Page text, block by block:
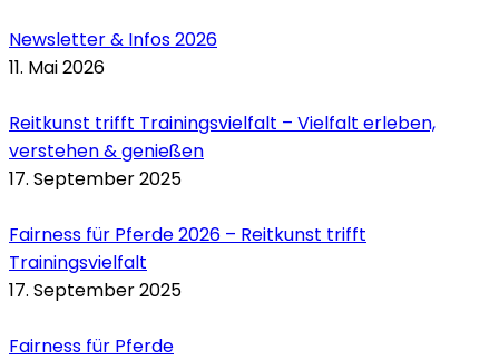
Newsletter & Infos 2026
11. Mai 2026
Reitkunst trifft Trainingsvielfalt – Vielfalt erleben,
verstehen & genießen
17. September 2025
Fairness für Pferde 2026 – Reitkunst trifft
Trainingsvielfalt
17. September 2025
Fairness für Pferde